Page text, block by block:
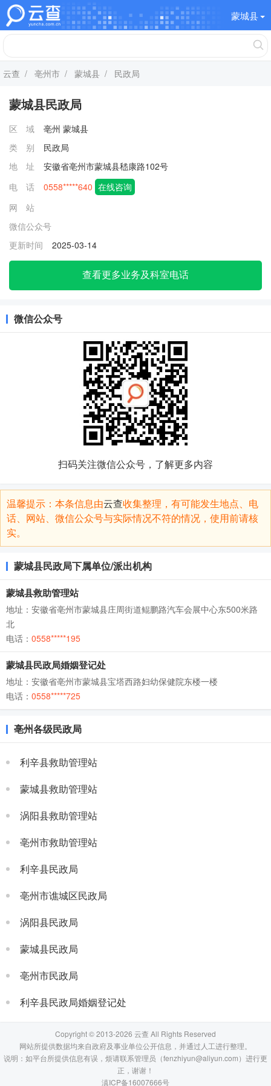
蒙城县
云查 / 亳州市 / 蒙城县 / 民政局
蒙城县民政局
区 域 亳州 蒙城县
类 别
民政局
地 址
安徽省亳州市蒙城县嵇康路102号
电 话
0558*****640 在线咨询
网 站
微信公众号
更新时间
2025-03-14
查看更多业务及科室电话
微信公众号
扫码关注微信公众号，了解更多内容
温馨提示：本条信息由云查收集整理，有可能发生地点、电
话、网站、微信公众号与实际情况不符的情况，使用前请核
实。
蒙城县民政局下属单位/派出机构
蒙城县救助管理站
地址：安徽省亳州市蒙城县庄周街道鲲鹏路汽车会展中心东500米路
北
电话： 0558*****195
蒙城县民政局婚姻登记处
地址：安徽省亳州市蒙城县宝塔西路妇幼保健院东楼一楼
电话： 0558*****725
亳州各级民政局
利辛县救助管理站
蒙城县救助管理站
涡阳县救助管理站
亳州市救助管理站
利辛县民政局
亳州市谯城区民政局
涡阳县民政局
蒙城县民政局
亳州市民政局
利辛县民政局婚姻登记处
Copyright © 2013-2026 云查 All Rights Reserved
网站所提供数据均来自政府及事业单位公开信息，并通过人工进行整理。
说明：如平台所提供信息有误，烦请联系管理员（fenzhiyun@aliyun.com）进行更
正，谢谢！
滇ICP备16007666号